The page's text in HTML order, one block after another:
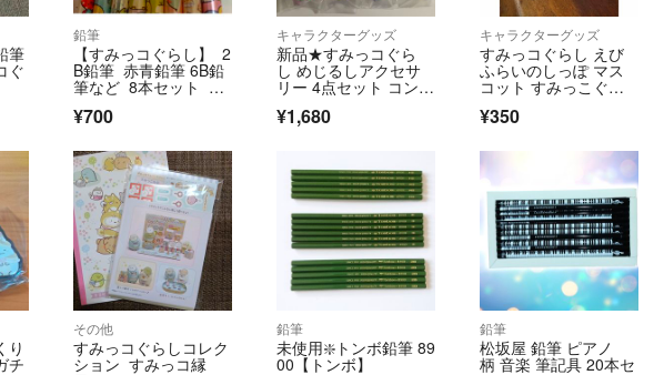
読んでいただき、ありがとうございました。
筆
ぐ
鉛筆
【すみっコぐらし】 2
B鉛筆 赤青鉛筆 6B鉛
筆など 8本セット サ
¥700
キャラクターグッズ
新品★すみっコぐら
し めじるしアクセサ
リー 4点セット コンプ
¥1,680
キャラクターグッズ
すみっコぐらし えび
ふらいのしっぽ マス
コット すみっこぐら
¥350
り
チ
その他
すみっコぐらしコレク
ション すみっコ縁
鉛筆
未使用❇️トンボ鉛筆 89
00【トンボ】
鉛筆
松坂屋 鉛筆 ピアノ
柄 音楽 筆記具 20本セ